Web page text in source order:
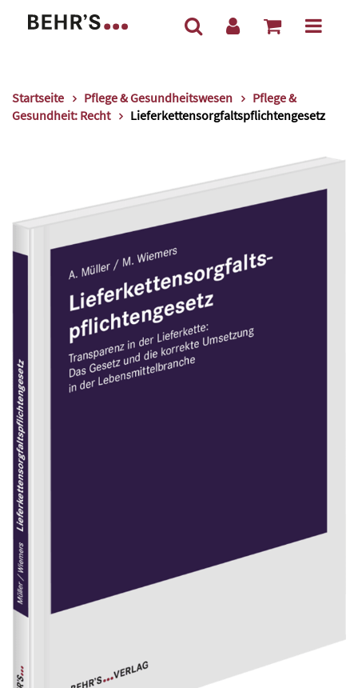
Startseite Pflege & Gesundheitswesen
Pflege &
Gesundheit: Recht
Lieferkettensorgfaltspflichtengesetz